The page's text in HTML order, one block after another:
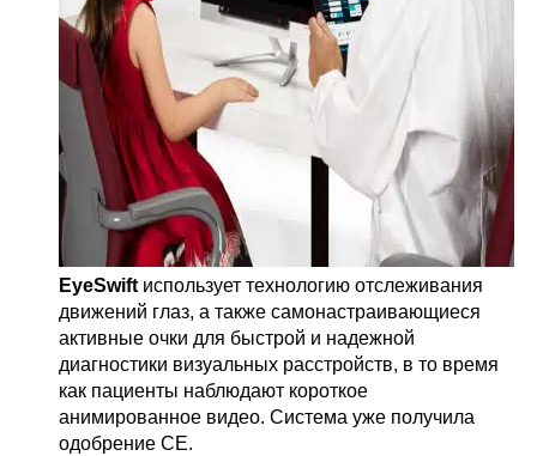
EyeSwift использует технологию отслеживания
движений глаз, а также самонастраивающиеся
активные очки для быстрой и надежной
диагностики визуальных расстройств, в то время
как пациенты наблюдают короткое
анимированное видео. Система уже получила
одобрение CE.